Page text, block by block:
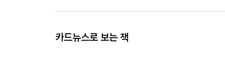
카드뉴스로 보는 책